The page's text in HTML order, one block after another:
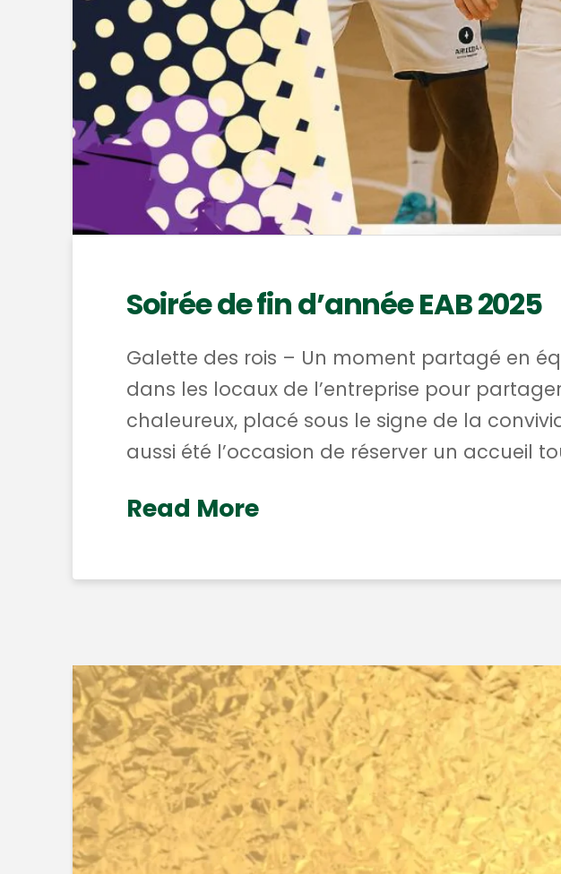
Soirée de fin d’année EAB 2025
Galette des rois – Un moment partagé en
dans les locaux de l’entreprise pour
chaleureux, placé sous le signe de la
aussi été l’occasion de réserver un accueil
Read More